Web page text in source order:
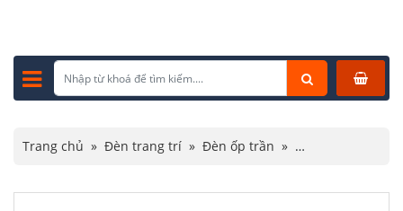
Trang chủ » Đèn trang trí » Đèn ốp trần »